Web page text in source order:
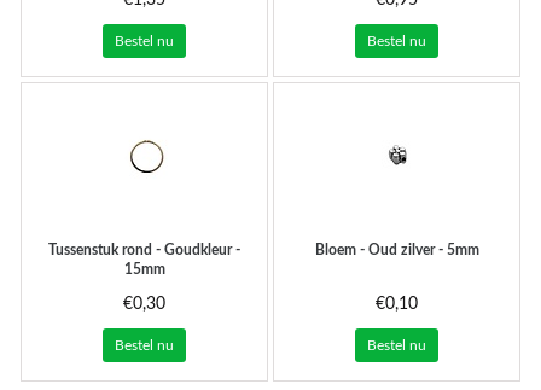
Bestel nu Bestel nu
Tussenstuk rond - Goudkleur -
15mm
€0,30
Bestel nu
Bloem - Oud zilver - 5mm
€0,10
Bestel nu